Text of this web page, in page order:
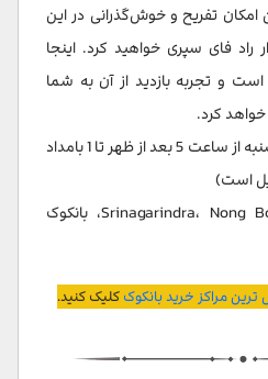
امکان تفریح و خوش‌گذرانی در این
راد فای سپری خواهید کرد. اینجا
و تجربه بازدید از آن به شما
کرد.
ساعات کاری: پنجشنبه تا یکشنبه از ساعت 5 بعد از ظهر تا 1 بامداد
است)
محل: 51 جاده Srinagarindra، Nong Bon، Prawet، بانکوک
مراکز خرید بانکوککلیک کنید.